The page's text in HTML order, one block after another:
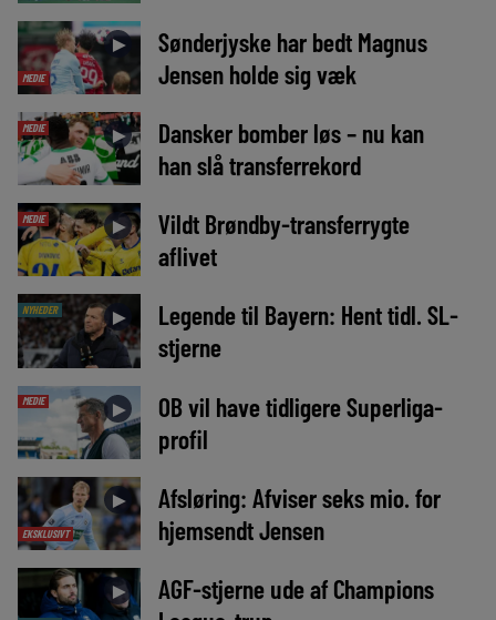
MEDIE
►
Sønderjyske har bedt Magnus
Jensen holde sig væk
MEDIE ►
Dansker bomber løs – nu kan
han slå transferrekord
MEDIE ►
Vildt Brøndby-transferrygte
aflivet
NYHEDER ►
Legende til Bayern: Hent tidl. SL-
stjerne
MEDIE ►
OB vil have tidligere Superliga-
profil
EKSKLUSIVT
►
Afsløring: Afviser seks mio. for
hjemsendt Jensen
►
AGF-stjerne ude af Champions